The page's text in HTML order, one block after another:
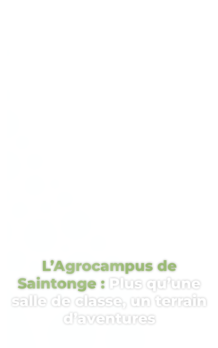
L’Agrocampus de
Saintonge : Plus qu’une
salle de classe, un terrain
d’aventures